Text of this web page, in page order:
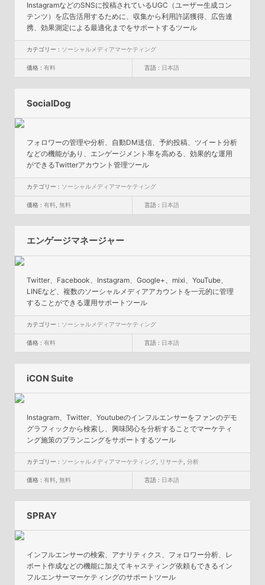
InstagramなどのSNSに投稿されているUGC（ユーザー生成コン
テンツ）を広告活用するために、収集から利用許諾獲得、広告連
携、効果測定による最適化までをサポートするツール
カテゴリー : ソーシャルメディアマーケティング
価格 :有料 言語 : 日本語
SocialDog
フォロワーの管理や分析、自動DM送信、予約投稿、ツイート分析
などの機能があり、エンゲージメント率を高める、効果的な運用
ができるTwitterアカウント管理ツール
カテゴリー : ソーシャルメディアマーケティング
価格 :有料 ,無料 言語 : 日本語
エンゲージマネージャー
Twitter、Facebook、Instagram、Google+、mixi、YouTube、
LINEなど、複数のソーシャルメディアアカウントを一元的に管理
することができる運用サポートツール
カテゴリー : ソーシャルメディアマーケティング
価格 :有料 言語 : 日本語
iCON Suite
Instagram、Twitter、Youtubeのインフルエンサーをファンのデモ
グラフィックから検索し、興味関心を分析することでマーケティ
ング施策のプランニングをサポートするツール
カテゴリー : ソーシャルメディアマーケティング リサーチ ,分析
価格 :有料 ,無料 言語 : 日本語
SPRAY
インフルエンサーの検索、アナリティクス、フォロワー分析、レ
ポート作成などの機能に加えてキャスティング依頼もできるイン
フルエンサーマーケティングのサポートツール